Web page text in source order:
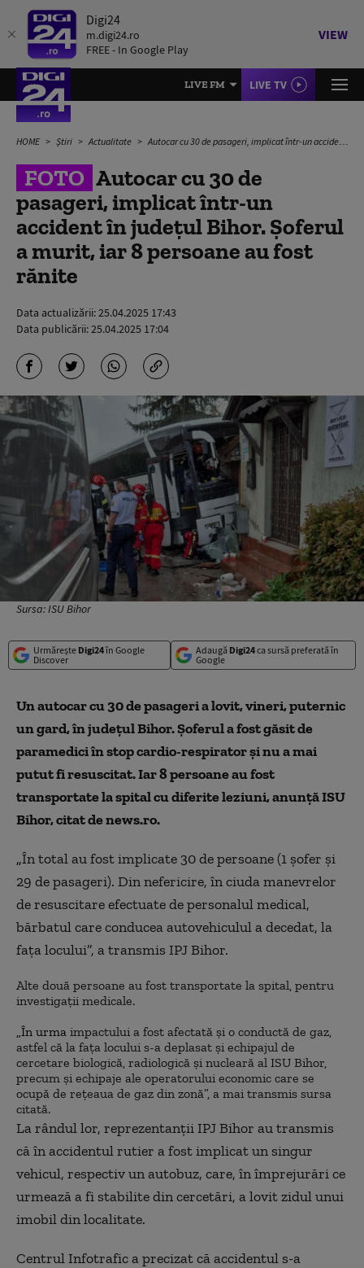
Digi24
m.digi24.ro
FREE - In Google Play
VIEW
LIVE FM LIVE TV
HOME Știri Actualitate Autocar cu 30 de pasageri, implicat într-un accident în județul Bihor. Șoferul a murit, iar 8 persoane au fost rănite
FOTO Autocar cu 30 de
pasageri, implicat într-un
accident în județul Bihor. Șoferul
a murit, iar 8 persoane au fost
rănite
Data actualizării:25.04.2025 17:43
Data publicării:25.04.2025 17:04
Sursa: ISU Bihor
Urmărește Digi24în Google
Discover
Adaugă Digi24ca sursă preferată în
Google
Un autocar cu 30 de pasageri a lovit, vineri, puternic
un gard, în judeţul Bihor. Şoferul a fost găsit de
paramedici în stop cardio-respirator și nu a mai
putut fi resuscitat. Iar 8 persoane au fost
transportate la spital cu diferite leziuni, anunță ISU
Bihor, citat de news.ro.
„În total au fost implicate 30 de persoane (1 şofer şi
29 de pasageri). Din nefericire, în ciuda manevrelor
de resuscitare efectuate de personalul medical,
bărbatul care conducea autovehiculul a decedat, la
faţa locului”, a transmis IPJ Bihor.
Alte două persoane au fost transportate la spital, pentru
investigaţii medicale.
„În urma impactului a fost afectată şi o conductă de gaz,
astfel că la faţa locului s-a deplasat şi echipajul de
cercetare biologică, radiologică şi nucleară al ISU Bihor,
precum şi echipaje ale operatorului economic care se
ocupă de reţeaua de gaz din zonă”, a mai transmis sursa
citată.
La rândul lor, reprezentanţii IPJ Bihor au transmis
că în accidentul rutier a fost implicat un singur
vehicul, respectiv un autobuz, care, în împrejurări ce
urmează a fi stabilite din cercetări, a lovit zidul unui
imobil din localitate.
Centrul Infotrafic a precizat că accidentul s-a